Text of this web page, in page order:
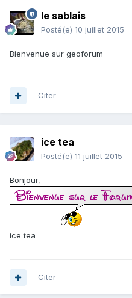
le sablais
Posté(e) 10 juillet 2015
Bienvenue sur geoforum
Citer
ice tea
Posté(e) 11 juillet 2015
Bonjour,
ice tea
Citer